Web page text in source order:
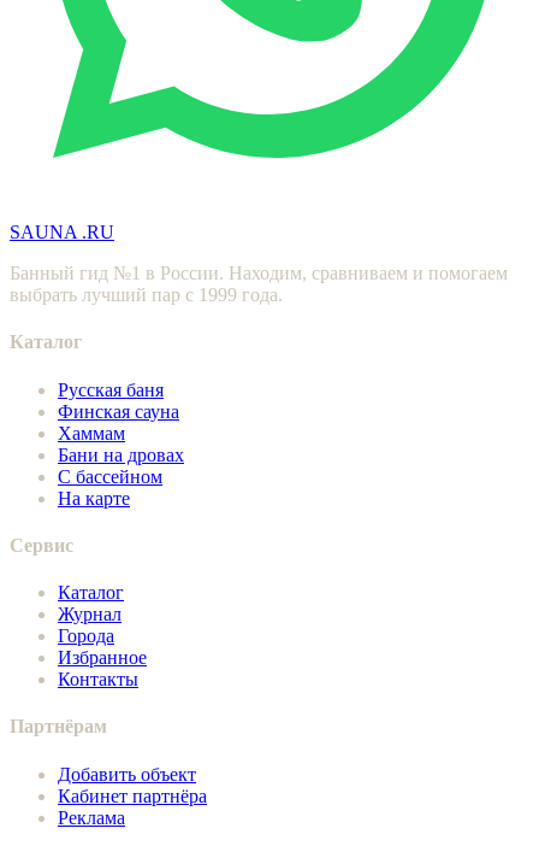
SAUNA .RU
Банный гид №1 в России. Находим, сравниваем и помогаем
выбрать лучший пар с 1999 года.
Каталог
Русская баня
Финская сауна
Хаммам
Бани на дровах
С бассейном
На карте
Сервис
Каталог
Журнал
Города
Избранное
Контакты
Партнёрам
Добавить объект
Кабинет партнёра
Реклама